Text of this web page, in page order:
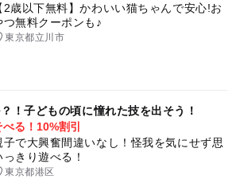
2歳以下無料】かわいい猫ちゃんで安心!お
つ無料クーポンも♪
東京都立川市
！子どもの頃に憧れた技を出そう！
る！10%割引
子で大興奮間違いなし！怪我を気にせず思
っきり遊べる！
東京都港区